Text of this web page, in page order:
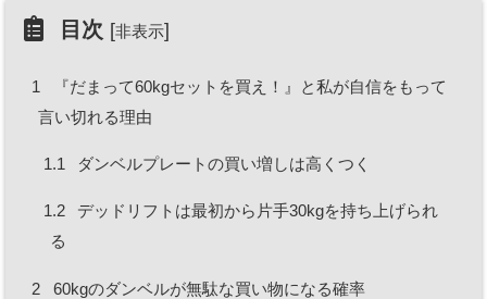
目次 [非表示]
1
『だまって60kgセットを買え！』と私が自信をもって
言い切れる理由
1.1 ダンベルプレートの買い増しは高くつく
1.2
デッドリフトは最初から片手30kgを持ち上げられ
る
2 60kgのダンベルが無駄な買い物になる確率